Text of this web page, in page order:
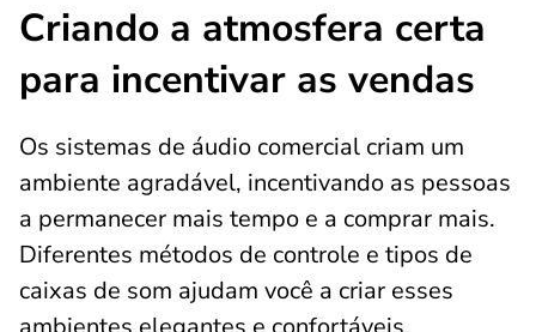
Criando a atmosfera certa
para incentivar as vendas
Os sistemas de áudio comercial criam um
ambiente agradável, incentivando as pessoas
a permanecer mais tempo e a comprar mais.
Diferentes métodos de controle e tipos de
caixas de som ajudam você a criar esses